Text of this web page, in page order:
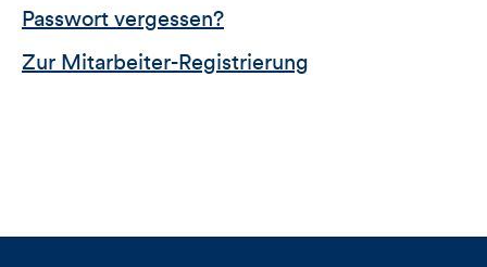
Passwort vergessen?
Zur Mitarbeiter-Registrierung